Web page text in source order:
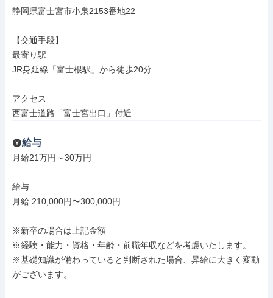
静岡県富士宮市小泉2153番地22
【交通手段】
最寄り駅
JR身延線「富士根駅」から徒歩20分
アクセス
西富士道路「富士宮出口」付近
給与
月給21万円～30万円
給与
月給 210,000円〜300,000円
※新卒の場合は上記金額
※経験・能力・資格・年齢・前職年収などを考慮いたします。
※基礎知識が備わっていると判断された場合、昇給に大きく変動
がございます。